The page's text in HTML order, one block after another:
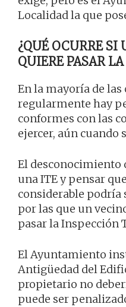
Localidad la que
¿QUÉ OCURRE SI
QUIERE PASAR
En la mayoría de
regularmente hay
conformes con las
ejercer, aún cuando
El desconocimiento
una ITE y pensar
considerable podría
por las que un
pasar la Inspección
El Ayuntamiento
Antigüedad del
propietario no
puede ser